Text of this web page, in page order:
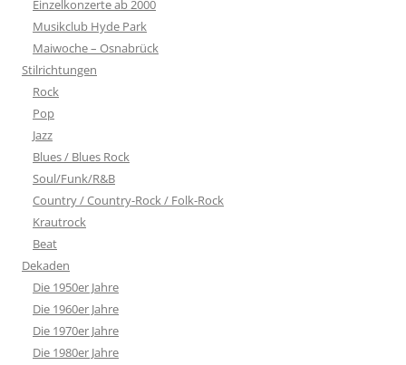
Einzelkonzerte ab 2000
Musikclub Hyde Park
Maiwoche – Osnabrück
Stilrichtungen
Rock
Pop
Jazz
Blues / Blues Rock
Soul/Funk/R&B
Country / Country-Rock / Folk-Rock
Krautrock
Beat
Dekaden
Die 1950er Jahre
Die 1960er Jahre
Die 1970er Jahre
Die 1980er Jahre